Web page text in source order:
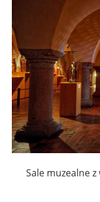
Sale muzealne